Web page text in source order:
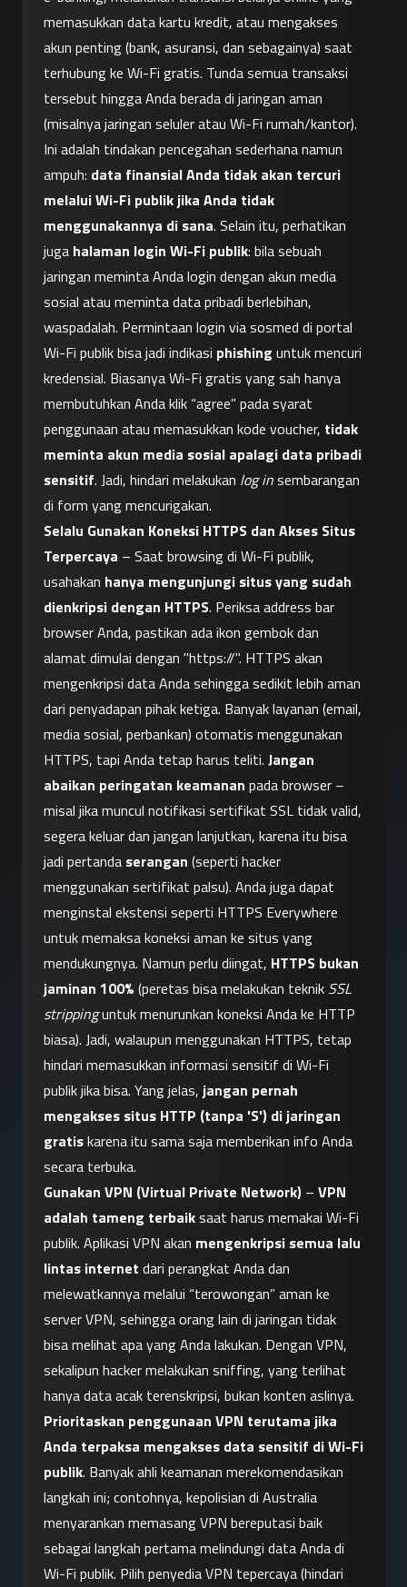
memasukkan data kartu kredit, atau mengakses
akun penting (bank, asuransi, dan sebagainya) saat
terhubung ke Wi-Fi gratis. Tunda semua transaksi
tersebut hingga Anda berada di jaringan aman
(misalnya jaringan seluler atau Wi-Fi rumah/kantor).
Ini adalah tindakan pencegahan sederhana namun
ampuh: data finansial Anda tidak akan tercuri
melalui Wi-Fi publik jika Anda tidak
menggunakannya di sana. Selain itu, perhatikan
juga halaman login Wi-Fi publik: bila sebuah
jaringan meminta Anda login dengan akun media
sosial atau meminta data pribadi berlebihan,
waspadalah. Permintaan login via sosmed di portal
Wi-Fi publik bisa jadi indikasi phishing untuk mencuri
kredensial. Biasanya Wi-Fi gratis yang sah hanya
membutuhkan Anda klik “agree” pada syarat
penggunaan atau memasukkan kode voucher, tidak
meminta akun media sosial apalagi data pribadi
sensitif. Jadi, hindari melakukan log in sembarangan
di form yang mencurigakan.
Selalu Gunakan Koneksi HTTPS dan Akses Situs
Terpercaya – Saat browsing di Wi-Fi publik,
usahakan hanya mengunjungi situs yang sudah
dienkripsi dengan HTTPS. Periksa address bar
browser Anda, pastikan ada ikon gembok dan
alamat dimulai dengan "https://". HTTPS akan
mengenkripsi data Anda sehingga sedikit lebih aman
dari penyadapan pihak ketiga. Banyak layanan (email,
media sosial, perbankan) otomatis menggunakan
HTTPS, tapi Anda tetap harus teliti. Jangan
abaikan peringatan keamanan pada browser –
misal jika muncul notifikasi sertifikat SSL tidak valid,
segera keluar dan jangan lanjutkan, karena itu bisa
jadi pertanda serangan (seperti hacker
menggunakan sertifikat palsu). Anda juga dapat
menginstal ekstensi seperti HTTPS Everywhere
untuk memaksa koneksi aman ke situs yang
mendukungnya. Namun perlu diingat, HTTPS bukan
jaminan 100% (peretas bisa melakukan teknik SSL
stripping untuk menurunkan koneksi Anda ke HTTP
biasa). Jadi, walaupun menggunakan HTTPS, tetap
hindari memasukkan informasi sensitif di Wi-Fi
publik jika bisa. Yang jelas, jangan pernah
mengakses situs HTTP (tanpa 'S') di jaringan
gratis karena itu sama saja memberikan info Anda
secara terbuka.
Gunakan VPN (Virtual Private Network) – VPN
adalah tameng terbaik saat harus memakai Wi-Fi
publik. Aplikasi VPN akan mengenkripsi semua lalu
lintas internet dari perangkat Anda dan
melewatkannya melalui “terowongan” aman ke
server VPN, sehingga orang lain di jaringan tidak
bisa melihat apa yang Anda lakukan. Dengan VPN,
sekalipun hacker melakukan sniffing, yang terlihat
Prioritaskan penggunaan VPN terutama jika
Anda terpaksa mengakses data sensitif di Wi-Fi
publik. Banyak ahli keamanan merekomendasikan
langkah ini; contohnya, kepolisian di Australia
menyarankan memasang VPN bereputasi baik
sebagai langkah pertama melindungi data Anda di
Wi-Fi publik. Pilih penyedia VPN tepercaya (hindari